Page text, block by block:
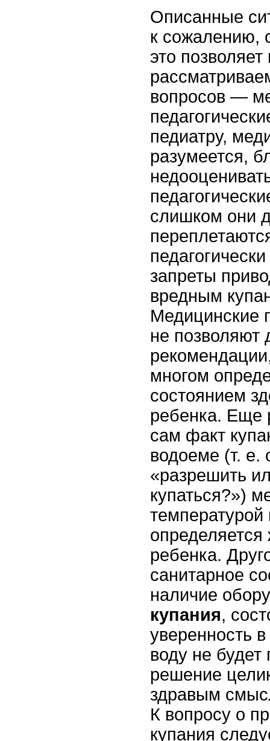
Описанные
к сожалению,
это
вопросов —
педиатру,
разумеется,
слишком они
запреты
вредным
Медицинские
не позволяют
многом
состоянием
ребенка. Еще
сам факт
водоеме (т. е.
«разрешить
купаться?»)
ребенка.
санитарное
наличие
купания,
уверенность
воду не будет
решение
здравым
К вопросу о
купания